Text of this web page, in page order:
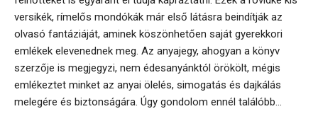
versikék, rímelős mondókák már első látásra beindítják az
olvasó fantáziáját, aminek köszönhetően saját gyerekkori
emlékek elevenednek meg. Az anyajegy, ahogyan a könyv
szerzője is megjegyzi, nem édesanyánktól örökölt, mégis
emlékeztet minket az anyai ölelés, simogatás és dajkálás
melegére és biztonságára. Úgy gondolom ennél találóbb...